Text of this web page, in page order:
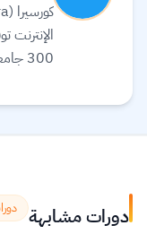
الإنترنت
العمل.
علوم
تستخدم
دورات مشابهة